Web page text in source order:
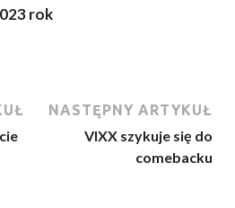
rok
NASTĘPNY ARTYKUŁ
VIXX szykuje się do
comebacku